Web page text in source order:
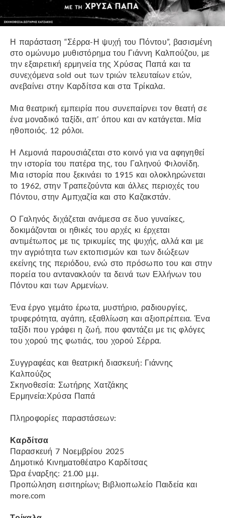
Η παράσταση “Σέρρα-Η ψυχή του Πόντου”, βασισμένη
στο ομώνυμο μυθιστόρημα του Γιάννη Καλπούζου, με
την εξαιρετική ερμηνεία της Χρύσας Παπά και τα
συνεχόμενα sold out των τριών τελευταίων ετών,
ανεβαίνει στην Καρδίτσα και στα Τρίκαλα.
Μια θεατρική εμπειρία που συνεπαίρνει τον θεατή σε
ένα μοναδικό ταξίδι, απ’ όπου και αν κατάγεται. Μία
ηθοποιός. 12 ρόλοι.
Η Λεμονιά παρουσιάζεται στο κοινό για να αφηγηθεί
την ιστορία του πατέρα της, του Γαληνού Φιλονίδη.
Μια ιστορία που ξεκινάει το 1915 και ολοκληρώνεται
το 1962, στην Τραπεζούντα και άλλες περιοχές του
Πόντου, στην Αμπχαζία και στο Καζακστάν.
Ο Γαληνός διχάζεται ανάμεσα σε δυο γυναίκες,
δοκιμάζονται οι ηθικές του αρχές κι έρχεται
αντιμέτωπος με τις τρικυμίες της ψυχής, αλλά και με
την αγριότητα των εκτοπισμών και των διώξεων
εκείνης της περιόδου, ενώ στο πρόσωπο του και στην
πορεία του αντανακλούν τα δεινά των Ελλήνων του
Πόντου και των Αρμενίων.
Ένα έργο γεμάτο έρωτα, μυστήριο, ραδιουργίες,
τρυφερότητα, αγάπη, εξαθλίωση και αξιοπρέπεια. Ένα
ταξίδι που γράφει η ζωή, που φαντάζει με τις φλόγες
του χορού της φωτιάς, του χορού Σέρρα.
Συγγραφέας και θεατρική διασκευή: Γιάννης
Καλπούζος
Σκηνοθεσία: Σωτήρης Χατζάκης
Ερμηνεία:Χρύσα Παπά
Πληροφορίες παραστάσεων:
Καρδίτσα
Παρασκευή 7 Νοεμβρίου 2025
Δημοτικό Κινηματοθέατρο Καρδίτσας
Ώρα έναρξης: 21.00 μ.μ.
Προπώληση εισιτηρίων: Βιβλιοπωλείο Παιδεία και
more.com